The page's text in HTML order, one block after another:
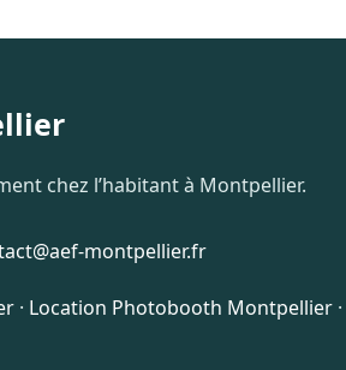
chez l’habitant à Montpellier.
montpellier.fr
· Location Photobooth Montpellier ·